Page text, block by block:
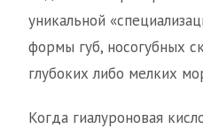
уникальной
формы губ, носогубных
глубоких либо мелких
Когда гиалуроновая